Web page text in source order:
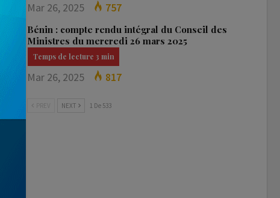
Mar 26, 2025 757
Bénin : compte rendu intégral du Conseil des
Ministres du mercredi 26 mars 2025
Mar 26, 2025 817
NEXT 1 De 533